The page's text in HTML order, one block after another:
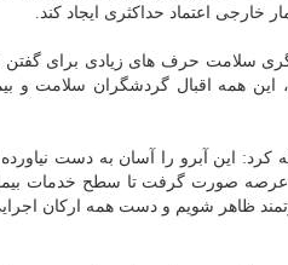
خارجی اعتماد حداكثری ایجاد كند.
سلامت حرف های زیادی برای گفتن
این همه اقبال گردشگران سلامت و
كرد: این آبرو را آسان به دست
صورت گرفت تا سطح خدمات
ظاهر شویم و دست همه اركان